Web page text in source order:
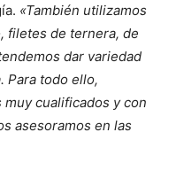
«También utilizamos
filetes de ternera, de
dar variedad
Para todo ello,
cualificados y con
asesoramos en las